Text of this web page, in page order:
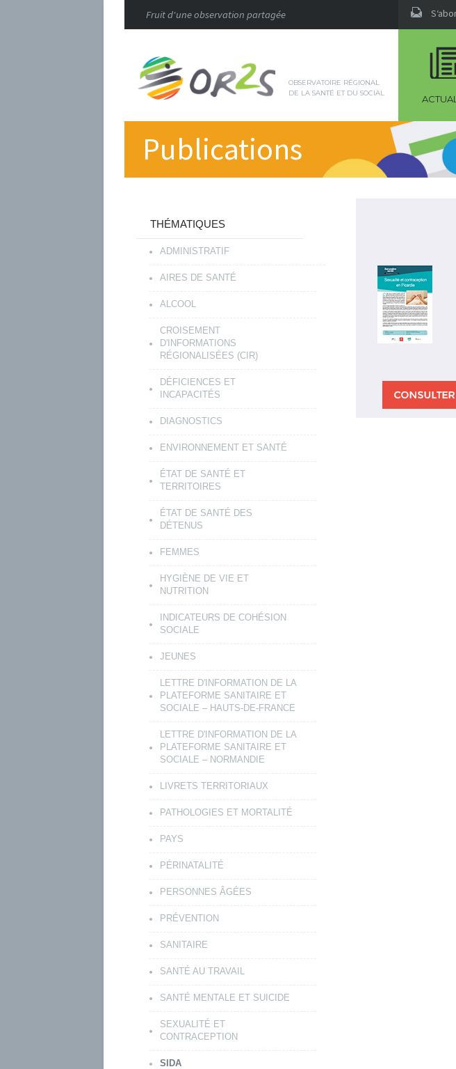
Fruit d'une observation partagée
OBSERVATOIRE RÉGIONAL
DE LA SANTÉ ET DU SOCIAL
Publications
THÉMATIQUES
ADMINISTRATIF
AIRES DE SANTÉ
ALCOOL
CROISEMENT
D'INFORMATIONS
RÉGIONALISÉES (CIR)
DÉFICIENCES ET
INCAPACITÉS
DIAGNOSTICS
ENVIRONNEMENT ET SANTÉ
ÉTAT DE SANTÉ ET
TERRITOIRES
ÉTAT DE SANTÉ DES
DÉTENUS
FEMMES
HYGIÈNE DE VIE ET
NUTRITION
INDICATEURS DE COHÉSION
SOCIALE
JEUNES
LETTRE D'INFORMATION DE LA
PLATEFORME SANITAIRE ET
SOCIALE – HAUTS-DE-FRANCE
LETTRE D'INFORMATION DE LA
PLATEFORME SANITAIRE ET
SOCIALE – NORMANDIE
LIVRETS TERRITORIAUX
PATHOLOGIES ET MORTALITÉ
PAYS
PÉRINATALITÉ
PERSONNES ÂGÉES
PRÉVENTION
SANITAIRE
SANTÉ AU TRAVAIL
SANTÉ MENTALE ET SUICIDE
SEXUALITÉ ET
CONTRACEPTION
SIDA